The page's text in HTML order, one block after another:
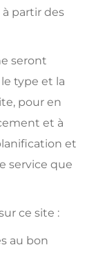
partir des
seront
type et la
pour en
et à
et
service que
ce site :
au bon